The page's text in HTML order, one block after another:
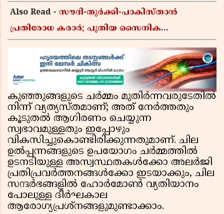
Also Read - സൗദി-തുർക്കി-പാകിസ്താൻ
പ്രതിരോധ കരാർ; പുതിയ സൈനിക
കുഞ്ഞുങ്ങളുടെ ചർമ്മം മുതിർന്നവരുടേതിൽ
നിന്ന് വ്യത്യസ്തമാണ്; അത് നേർത്തതും
കൂടുതൽ ആഗിരണം ചെയ്യുന്ന
സ്വഭാവമുള്ളതും ഇപ്പോഴും
വികസിച്ചുകൊണ്ടിരിക്കുന്നതുമാണ്. ചില
ഉൽപ്പന്നങ്ങളുടെ ഉപയോഗം ചർമ്മത്തിൽ
ഉടനടിയുള്ള അസ്വസ്ഥതകൾക്കോ അലർജി
പ്രതിപ്രവർത്തനങ്ങൾക്കോ ഇടയാക്കും, ചില
സന്ദർഭങ്ങളിൽ ഹോർമോൺ വ്യതിയാനം
പോലുള്ള ദീർഘകാല
ആരോഗ്യപ്രശ്നങ്ങളുമുണ്ടാക്കാം.